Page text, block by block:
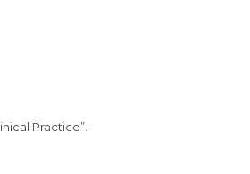
Practice”.